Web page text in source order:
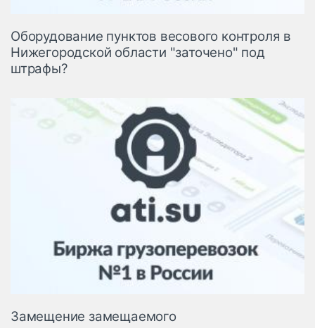
Оборудование пунктов весового контроля в
Нижегородской области "заточено" под
штрафы?
Замещение замещаемого